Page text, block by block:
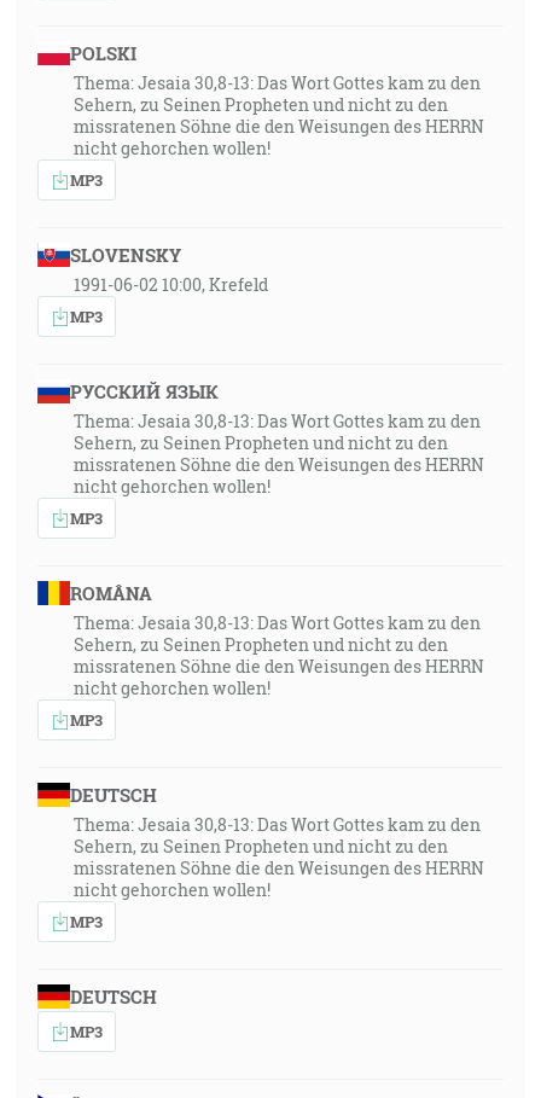
39:28
Lebo sme neišli za chytrácky vymyslenými bájkami,
keď sme vám oznámili moc a príchod nášho Pána
Ježiša Krista, ale jako takí, ktorí sme boli očitými
svedkami jeho veličenstva. [2Pt 1:16]
39:35
Nebo a zem pominú, ale moje slová nikdy nepominú.
[Lk 21:33]
Odvtedy začal Ježiš hlásať a hovoriť: Čiňte pokánie!
Lebo sa priblížilo nebeské kráľovstvo. [Mt 4:17]
40:36
A keď sa už doplňoval päťdesiaty deň po Veľkej noci,
totiž deň Letníc, boli všetci jednomyseľne spolu. [Sk
41:32
Hľa, ja vám pošlem proroka Eliáša, prv ako prijde deň
Hospodinov, veľký a strašný. [Mal 4:5]
41:44
kážuc evanjelium kráľovstva Božieho a hovoril:
Naplnil sa čas, a priblížilo sa kráľovstvo Božie. Čiňte
pokánie a verte evanjelium! [Mk 1:14-15]
42:48
Kto verí vo mňa, jako hovorí Písmo, rieky živej vody
44:58
Hľa, panna počne a porodí syna, a nazovú jeho meno
POLSKI
Thema: Jesaia 30,8-13: Das Wort Gottes kam zu den
Sehern, zu Seinen Propheten und nicht zu den
missratenen Söhne die den Weisungen des HERRN
nicht gehorchen wollen!
MP3
SLOVENSKY
1991-06-02 10:00, Krefeld
MP3
РУССКИЙ ЯЗЫК
Thema: Jesaia 30,8-13: Das Wort Gottes kam zu den
Sehern, zu Seinen Propheten und nicht zu den
missratenen Söhne die den Weisungen des HERRN
nicht gehorchen wollen!
MP3
ROMÂNA
Thema: Jesaia 30,8-13: Das Wort Gottes kam zu den
Sehern, zu Seinen Propheten und nicht zu den
missratenen Söhne die den Weisungen des HERRN
nicht gehorchen wollen!
MP3
DEUTSCH
Thema: Jesaia 30,8-13: Das Wort Gottes kam zu den
Sehern, zu Seinen Propheten und nicht zu den
missratenen Söhne die den Weisungen des HERRN
nicht gehorchen wollen!
MP3
DEUTSCH
MP3